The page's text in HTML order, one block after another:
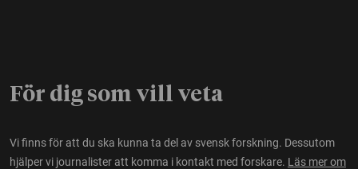
För dig som vill veta
Vi finns för att du ska kunna ta del av svensk forskning. Dessutom
hjälper vi journalister att komma i kontakt med forskare. Läs mer om